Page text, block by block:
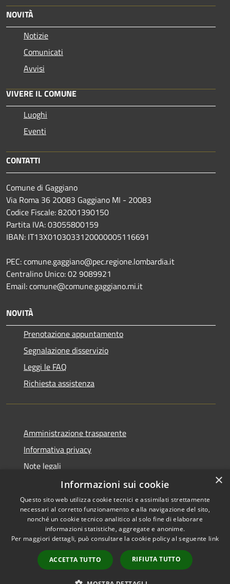
NOVITÀ
Notizie
Comunicati
Avvisi
VIVERE IL COMUNE
Luoghi
Eventi
CONTATTI
Comune di Gaggiano
Via Roma 36 20083 Gaggiano MI - 20083
Codice Fiscale: 82001390150
Partita IVA: 03055800159
IBAN: IT13X0103033120000005116691
PEC: comune.gaggiano@pec.regione.lombardia.it
Centralino Unico: 02 9089921
Email: comune@comune.gaggiano.mi.it
NOVITÀ
Prenotazione appuntamento
Segnalazione disservizio
Leggi le FAQ
Richiesta assistenza
Amministrazione trasparente
Informativa privacy
Note legali
Dichiarazione di accessibilità
RSS
Copyright © 2026 • Comune di
Municipium•
Accesso
redazione
×
Informazioni sui cookie
Questo sito web utilizza cookie tecnici e assimilati strettamente
necessari al corretto funzionamento e alla navigazione del sito,
nonché un cookie tecnico analitico al solo fine di elaborare
informazioni statistiche, aggregate e anonime.
Per maggiori dettagli, può consultare la cookie policy al seguente link
ACCETTA TUTTO RIFIUTA TUTTO